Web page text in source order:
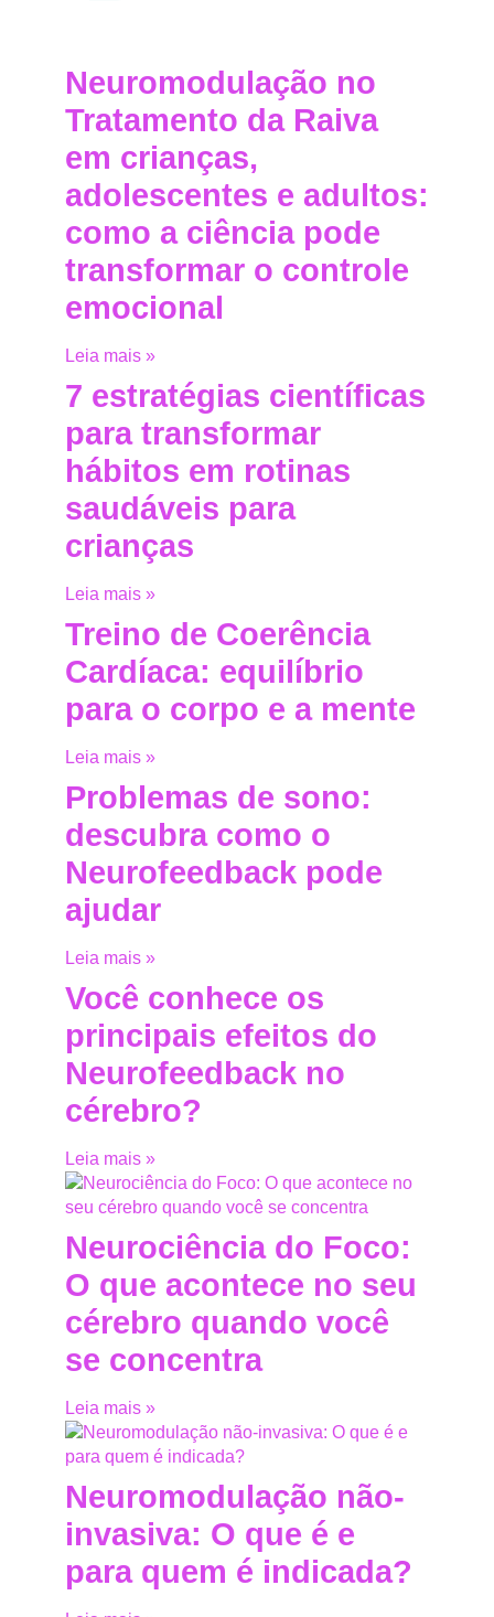
Neuromodulação no
Tratamento da Raiva
em crianças,
adolescentes e adultos:
como a ciência pode
transformar o controle
emocional
Leia mais »
7 estratégias científicas
para transformar
hábitos em rotinas
saudáveis para
crianças
Leia mais »
Treino de Coerência
Cardíaca: equilíbrio
para o corpo e a mente
Leia mais »
Problemas de sono:
descubra como o
Neurofeedback pode
ajudar
Leia mais »
Você conhece os
principais efeitos do
Neurofeedback no
cérebro?
Leia mais »
Neurociência do Foco:
O que acontece no seu
cérebro quando você
se concentra
Leia mais »
Neuromodulação não-
invasiva: O que é e
para quem é indicada?